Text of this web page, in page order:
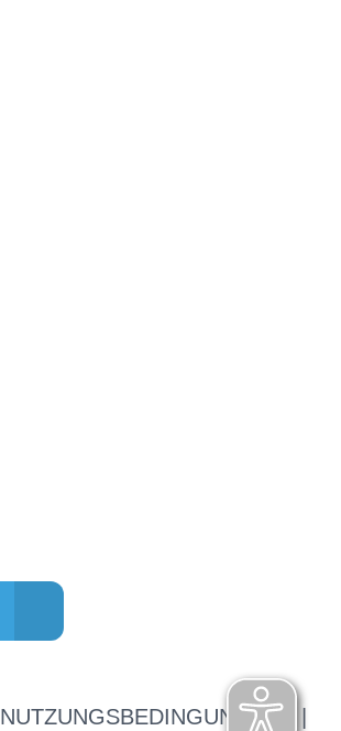
NUTZUNGSBEDINGUNGEN